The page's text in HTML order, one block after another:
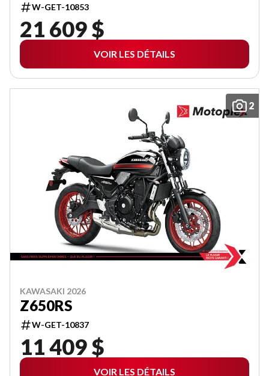
W-GET-10853
21 609 $
VOIR LES DÉTAILS
2
KAWASAKI 2026
Z650RS
W-GET-10837
11 409 $
VOIR LES DÉTAILS